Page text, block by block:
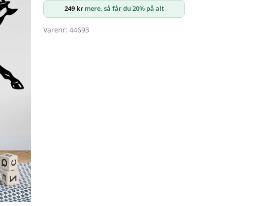
249 krmere, så får du 20% på alt
Varenr: 44693